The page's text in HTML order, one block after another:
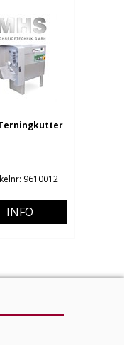
Terningkutter
9610012
INFO